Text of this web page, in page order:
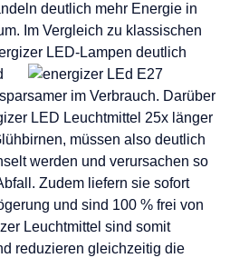
deutlich mehr Energie in
Im Vergleich zu klassischen
LED-Lampen deutlich
im Verbrauch. Darüber
LED Leuchtmittel 25x länger
müssen also deutlich
werden und verursachen so
Zudem liefern sie sofort
und sind 100 % frei von
Leuchtmittel sind somit
reduzieren gleichzeitig die